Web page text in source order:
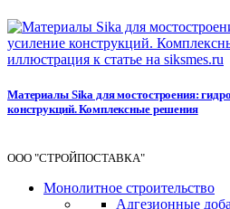
Материалы Sika для мостостроения:
конструкций. Комплексные решения
ООО "СТРОЙПОСТАВКА"
Монолитное строительство
Адгезионные